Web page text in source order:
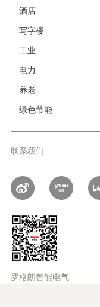
页酒店
写字楼
工业
电力
养老
绿色节能
联系我们
罗格朗智能电气